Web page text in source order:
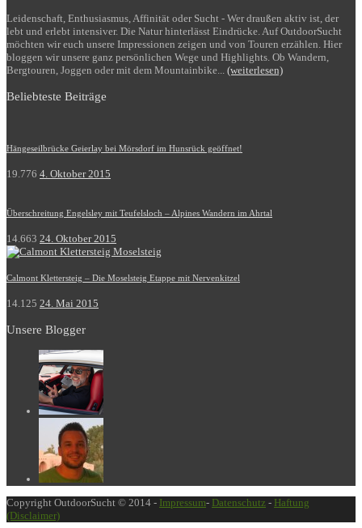
Leidenschaft, Enthusiasmus, Affinität oder Sucht - Wer draußen aktiv ist, der
lebt und erlebt intensiver. Die Natur hinterlässt Eindrücke. Auf OutdoorSucht
möchten wir euch unsere Impressionen zeigen und von Touren erzählen. Hier
bloggen wir unsere ganz persönlichen Wege und Highlights. Ob Wandern,
Bergtouren, Joggen oder mit dem Mountainbike... (weiterlesen)
Beliebteste Beiträge
Hängeseilbrücke Geierlay bei Mörsdorf im Hunsrück geöffnet!
19.776 4. Oktober 2015
Überschreitung Engelsley mit Teufelsloch – Alpines Wandern im Ahrtal
14.663 24. Oktober 2015
Calmont Klettersteig – Die Moselsteig Etappe mit Nervenkitzel
14.125 24. Mai 2015
Unsere Blogger
Copyright OutdoorSucht © 2014 - Impressum- Datenschutz - Haftung
(Disclaimer)